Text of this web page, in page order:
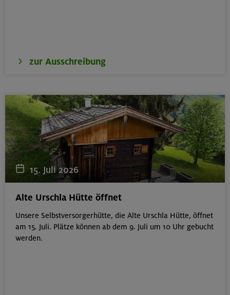
Ötztaler Alpen
21.-23.08.26
Familienfreizeit: Hüttenübernachtung mit Kindern
von 6-9 J.
Kitzbüheler Alpen
21./22./23.08.26
zur Ausschreibung
15. Juli 2026
Alte Urschla Hütte öffnet
Unsere Selbstversorgerhütte, die Alte Urschla Hütte, öffnet
am 15. Juli. Plätze können ab dem 9. Juli um 10 Uhr gebucht
werden.